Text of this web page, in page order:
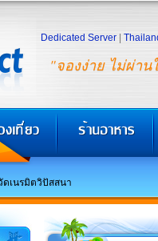
"จองง่าย ไม่ผ่าน
Dedicated Server
ดเนรมิตวิปัสสนา